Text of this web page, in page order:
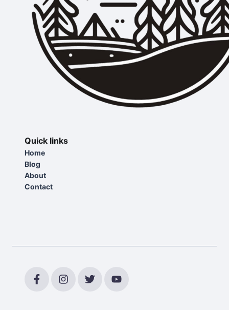
Quick links
Home
Blog
About
Contact